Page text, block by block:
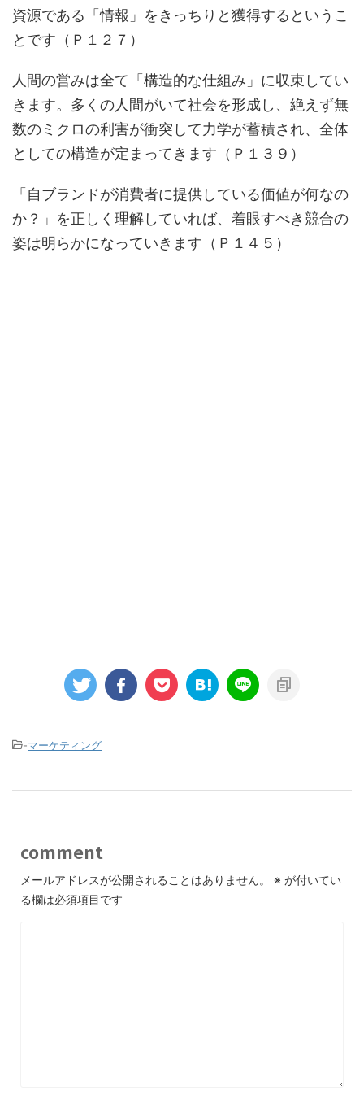
資源である「情報」をきっちりと獲得するというこ
とです（Ｐ１２７）
人間の営みは全て「構造的な仕組み」に収束してい
きます。多くの人間がいて社会を形成し、絶えず無
数のミクロの利害が衝突して力学が蓄積され、全体
としての構造が定まってきます（Ｐ１３９）
「自ブランドが消費者に提供している価値が何なの
か？」を正しく理解していれば、着眼すべき競合の
姿は明らかになっていきます（Ｐ１４５）
-マーケティング
comment
メールアドレスが公開されることはありません。 ※ が付いてい
る欄は必須項目です